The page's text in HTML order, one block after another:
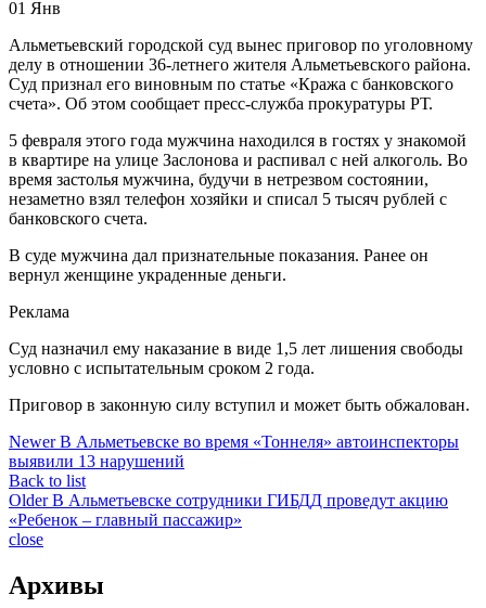
01 Янв
Альметьевский городской суд вынес приговор по уголовному
делу в отношении 36-летнего жителя Альметьевского района.
Суд признал его виновным по статье «Кража с банковского
счета». Об этом сообщает пресс-служба прокуратуры РТ.
5 февраля этого года мужчина находился в гостях у знакомой
в квартире на улице Заслонова и распивал с ней алкоголь. Во
время застолья мужчина, будучи в нетрезвом состоянии,
незаметно взял телефон хозяйки и списал 5 тысяч рублей с
банковского счета.
В суде мужчина дал признательные показания. Ранее он
вернул женщине украденные деньги.
Реклама
Суд назначил ему наказание в виде 1,5 лет лишения свободы
условно с испытательным сроком 2 года.
Приговор в законную силу вступил и может быть обжалован.
Newer В Альметьевске во время «Тоннеля» автоинспекторы
выявили 13 нарушений
Back to list
Older В Альметьевске сотрудники ГИБДД проведут акцию
«Ребенок – главный пассажир»
close
Архивы